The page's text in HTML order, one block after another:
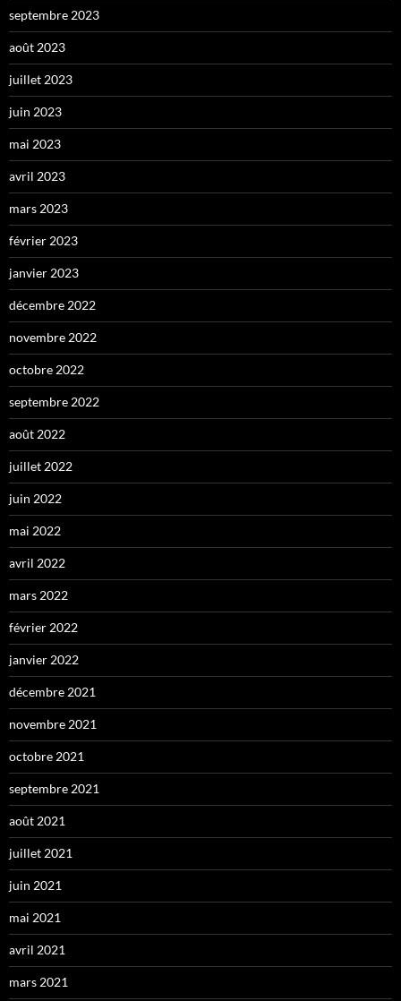
septembre 2023
août 2023
juillet 2023
juin 2023
mai 2023
avril 2023
mars 2023
février 2023
janvier 2023
décembre 2022
novembre 2022
octobre 2022
septembre 2022
août 2022
juillet 2022
juin 2022
mai 2022
avril 2022
mars 2022
février 2022
janvier 2022
décembre 2021
novembre 2021
octobre 2021
septembre 2021
août 2021
juillet 2021
juin 2021
mai 2021
avril 2021
mars 2021